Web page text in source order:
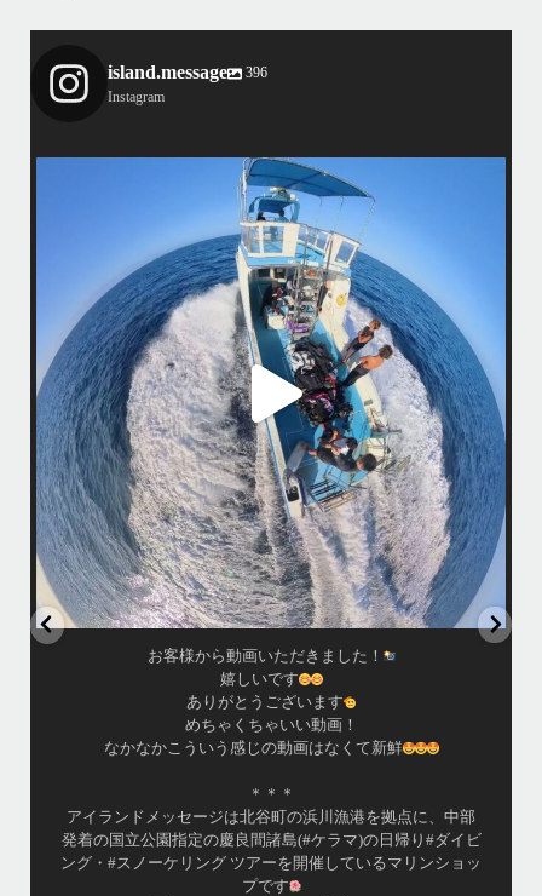
island.message
396
Instagram
island.message
お客様から動画いただきました！
嬉しいです
ありがとうございます
めちゃくちゃいい動画！
なかなかこういう感じの動画はなくて新鮮
＊＊＊
アイランドメッセージは北谷町の浜川漁港を拠点に、中部発着の国立公
園指定の慶良間諸島(#ケラマ)の日帰り#ダイビング・#スノーケリング
ツアーを開催しているマリンショップです
女性インストラスターも常勤です
初めての方もお気軽にお問い合わせください！
www.island-message.ne.jp
TEL:098-936-8292...
11月 5
お客様から動画いただきました！
嬉しいです
ありがとうございます
めちゃくちゃいい動画！
なかなかこういう感じの動画はなくて新鮮
＊＊＊
アイランドメッセージは北谷町の浜川漁港を拠点に、中部
発着の国立公園指定の慶良間諸島(#ケラマ)の日帰り#ダイビ
ング・#スノーケリング ツアーを開催しているマリンショッ
プです